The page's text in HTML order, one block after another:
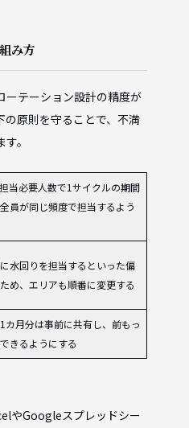
み方
ーテーション設計の精度が
の原則を守ることで、不満
。
当必要人数で1サイクルの期間
員が同じ頻度で担当するよう
水回りを担当するといった偏
め、エリアも順番に変更する
カ月分は事前に共有し、前もっ
きるようにする
やGoogleスプレッドシー